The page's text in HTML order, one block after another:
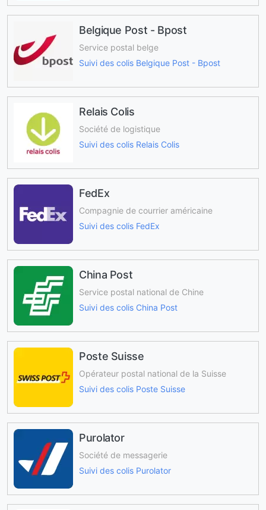
Belgique Post - Bpost
Service postal belge
Suivi des colis Belgique Post - Bpost
Relais Colis
Société de logistique
Suivi des colis Relais Colis
FedEx
Compagnie de courrier américaine
Suivi des colis FedEx
China Post
Service postal national de Chine
Suivi des colis China Post
Poste Suisse
Opérateur postal national de la Suisse
Suivi des colis Poste Suisse
Purolator
Société de messagerie
Suivi des colis Purolator